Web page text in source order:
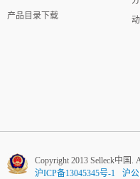
产品目录下载
Copyright 2013 Selleck中国.
沪ICP备13045345号-1
沪公